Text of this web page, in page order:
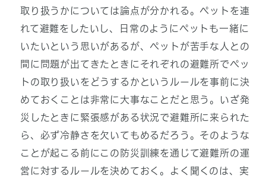
取り扱うかについては論点が分かれる。ペットを連
れて避難をしたいし、日常のようにペットも一緒に
いたいという思いがあるが、ペットが苦手な人との
間に問題が出てきたときにそれぞれの避難所でペッ
トの取り扱いをどうするかというルールを事前に決
めておくことは非常に大事なことだと思う。いざ発
災したときに緊張感がある状況で避難所に来られた
ら、必ず冷静さを欠いてもめるだろう。そのような
ことが起こる前にこの防災訓練を通じて避難所の運
営に対するルールを決めておく。よく聞くのは、実